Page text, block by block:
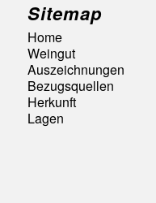
Sitemap
Home
Weingut
Auszeichnungen
Bezugsquellen
Herkunft
Lagen